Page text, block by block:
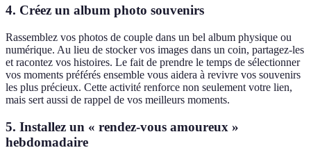
4. Créez un album photo souvenirs
Rassemblez vos photos de couple dans un bel album physique ou
numérique. Au lieu de stocker vos images dans un coin, partagez-les
et racontez vos histoires. Le fait de prendre le temps de sélectionner
vos moments préférés ensemble vous aidera à revivre vos souvenirs
les plus précieux. Cette activité renforce non seulement votre lien,
mais sert aussi de rappel de vos meilleurs moments.
5. Installez un « rendez-vous amoureux »
hebdomadaire